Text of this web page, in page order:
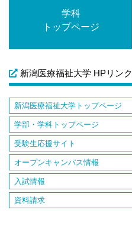
学科
トップページ
新潟医療福祉大学 HPリンク
新潟医療福祉大学トップページ
学部・学科トップページ
受験生応援サイト
オープンキャンパス情報
入試情報
資料請求